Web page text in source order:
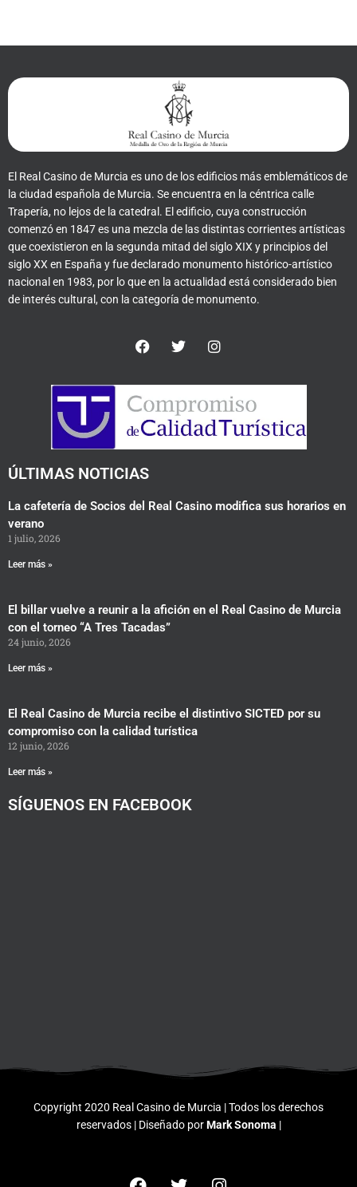
El Real Casino de Murcia es uno de los edificios más emblemáticos de
la ciudad española de Murcia. Se encuentra en la céntrica calle
Trapería, no lejos de la catedral. El edificio, cuya construcción
comenzó en 1847 es una mezcla de las distintas corrientes artísticas
que coexistieron en la segunda mitad del siglo XIX y principios del
siglo XX en España y fue declarado monumento histórico-artístico
nacional en 1983, por lo que en la actualidad está considerado bien
de interés cultural, con la categoría de monumento.
F
a
e
b
o
o
k
T
w
t
e
r
I
n
t
g
r
a
m
ÚLTIMAS NOTICIAS
La cafetería de Socios del Real Casino modifica sus horarios en
verano
1 julio, 2026
Leer más »
El billar vuelve a reunir a la afición en el Real Casino de Murcia
con el torneo “A Tres Tacadas”
24 junio, 2026
Leer más »
El Real Casino de Murcia recibe el distintivo SICTED por su
compromiso con la calidad turística
12 junio, 2026
Leer más »
SÍGUENOS EN FACEBOOK
Copyright 2020 Real Casino de Murcia | Todos los derechos
reservados | Diseñado porMark Sonoma |
F
T
I